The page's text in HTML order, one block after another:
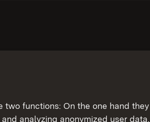
two functions: On the one hand
analyzing anonymized user